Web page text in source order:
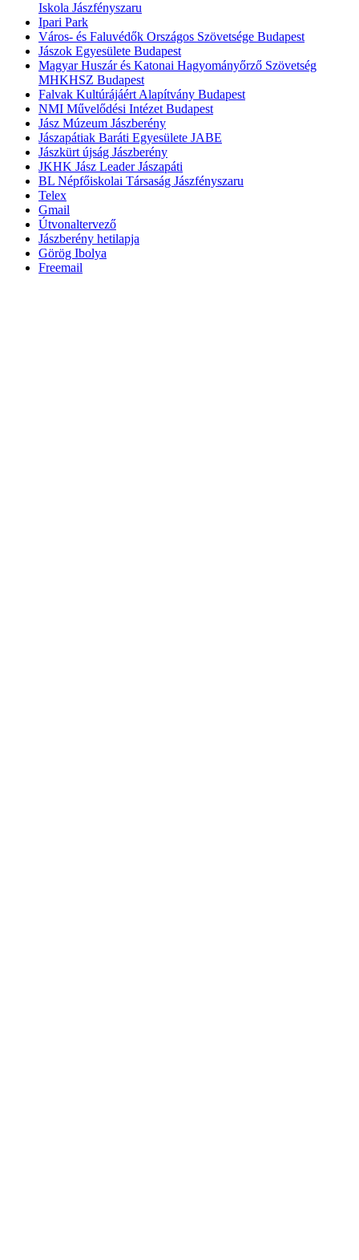
Iskola Jászfényszaru
Ipari Park
Város- és Faluvédők Országos Szövetsége Budapest
Jászok Egyesülete Budapest
Magyar Huszár és Katonai Hagyományőrző Szövetség
MHKHSZ Budapest
Falvak Kultúrájáért Alapítvány Budapest
NMI Művelődési Intézet Budapest
Jász Múzeum Jászberény
Jászapátiak Baráti Egyesülete JABE
Jászkürt újság Jászberény
JKHK Jász Leader Jászapáti
BL Népfőiskolai Társaság Jászfényszaru
Telex
Gmail
Útvonaltervező
Jászberény hetilapja
Görög Ibolya
Freemail